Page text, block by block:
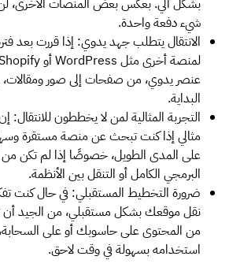
بشكل آلي. بعكس بعض المنصات الأخرى،
شيء دفعة واحدة.
عنصر يدوي، من صفحات إلى صور ومقالات،
البداية.
مثالي إذا كنت تبحث عن منصة مستقرة
على المدى الطويل، خصوصًا إذا لم تكن من
البرمجي الكامل أو التنقل بين الأنظمة.
ضرورة التخطيط المستقبلي: في حال كنت
نقل موقعك بشكل مستقبلي، من الجيد أن
من المحتوى على حاسوبك أو على
استخدامه بسهولة في وقت لاحق.